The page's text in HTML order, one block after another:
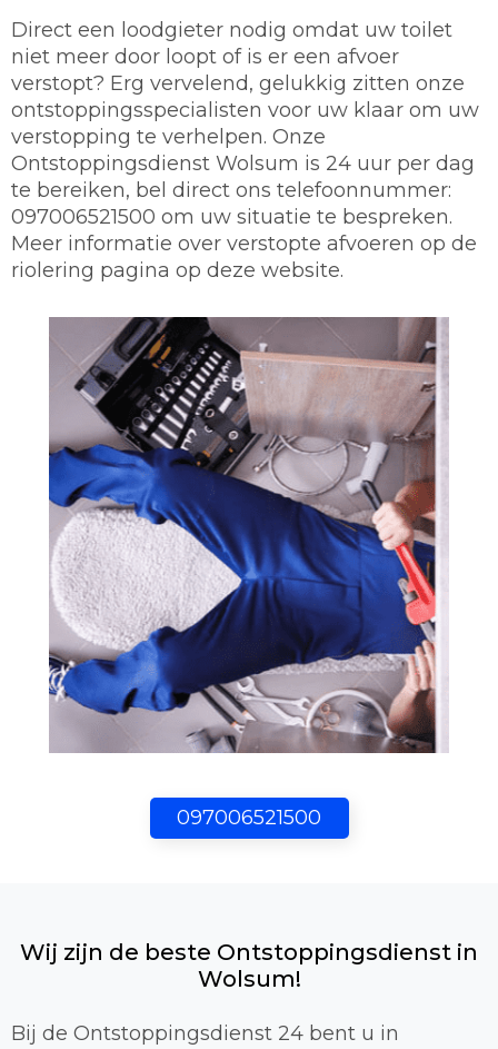
097006521500
Direct een loodgieter nodig omdat uw toilet
niet meer door loopt of is er een afvoer
verstopt? Erg vervelend, gelukkig zitten onze
ontstoppingsspecialisten voor uw klaar om uw
verstopping te verhelpen. Onze
Ontstoppingsdienst Wolsum is 24 uur per dag
te bereiken, bel direct ons telefoonnummer:
097006521500 om uw situatie te bespreken.
Meer informatie over verstopte afvoeren op de
riolering pagina op deze website.
Wij zijn de beste Ontstoppingsdienst in
Wolsum!
Bij de Ontstoppingsdienst 24 bent u in